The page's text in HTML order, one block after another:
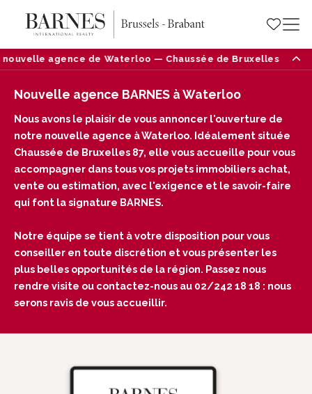
agence de Waterloo — Chaussée de Bruxelles 87,
Nouvelle agence BARNES à Waterloo
Nous avons le plaisir de vous annoncer l'ouverture de
notre nouvelle agence à Waterloo. Idéalement située
Chaussée de Bruxelles 87, elle vous accueille pour vous
accompagner dans tous vos projets immobiliers achat,
vente ou estimation, avec l'exigence et le savoir-faire
qui font la signature BARNES.
Notre équipe se tient à votre disposition pour vous
conseiller en toute discrétion et vous présenter les
plus belles opportunités de la région. Passez nous
rendre visite ou contactez-nous au 02/242 18 18 : nous
serons ravis de vous accueillir.